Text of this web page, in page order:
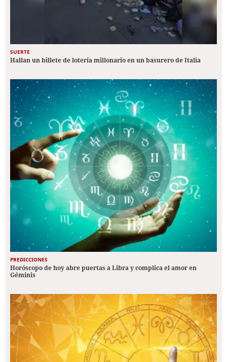
SUERTE
Hallan un billete de lotería millonario en un basurero de Italia
PREDICCIONES
Horóscopo de hoy abre puertas a Libra y complica el amor en
Géminis